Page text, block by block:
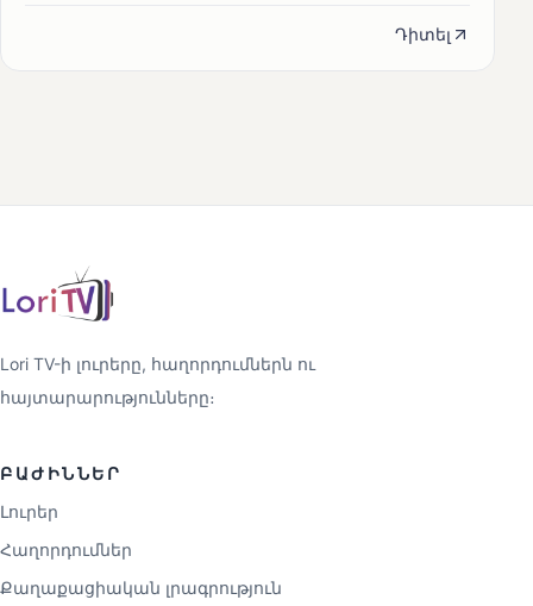
Դիտել
Lori TV-ի լուրերը, հաղորդումներն ու
հայտարարությունները։
ԲԱԺԻՆՆԵՐ
Լուրեր
Հաղորդումներ
Քաղաքացիական լրագրություն